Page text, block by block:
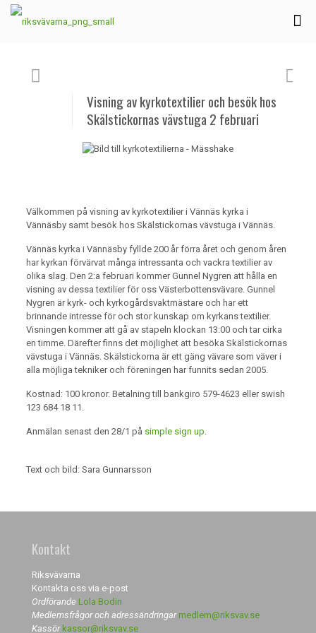
Visning av kyrkotextilier och besök hos
Skälstickornas vävstuga 2 februari
Välkommen på visning av kyrkotextilier i Vännäs kyrka i
Vännäsby samt besök hos Skälstickornas vävstuga i Vännäs.
Vännäs kyrka i Vännäsby fyllde 200 år förra året och genom åren
har kyrkan förvärvat många intressanta och vackra textilier av
olika slag. Den 2:a februari kommer Gunnel Nygren att hålla en
visning av dessa textilier för oss Västerbottensvävare. Gunnel
Nygren är kyrk- och kyrkogårdsvaktmästare och har ett
brinnande intresse för och stor kunskap om kyrkans textilier.
Visningen kommer att gå av stapeln klockan 13:00 och tar cirka
en timme. Därefter finns det möjlighet att besöka Skälstickornas
vävstuga i Vännäs. Skälstickorna är ett gäng vävare som väver i
alla möjliga tekniker och föreningen har funnits sedan 2005.
Kostnad: 100 kronor. Betalning till bankgiro 579-4623 eller swish
123 684 18 11.
Anmälan senast den 28/1 på simple sign up.
Text och bild: Sara Gunnarsson
Kontakt
Riksvävarna
Kontakta oss via e-post
Ordförande Lola Bodin
Medlemsfrågor och adressändringarmedlem@riksvav.se
Kassör kassor@riksvav.se